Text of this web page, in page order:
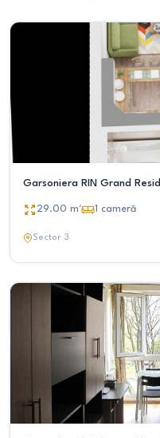
Garsoniera RIN Grand
29.00 m² 1 cameră
Sector 3